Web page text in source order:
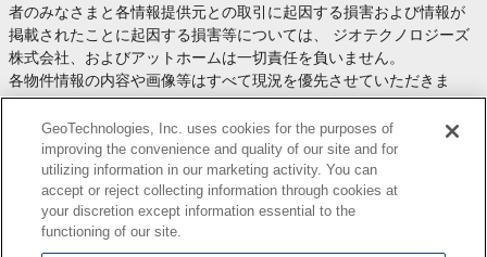
者のみなさまと各情報提供元との取引に起因する損害および情報が
掲載されたことに起因する損害等については、 ジオテクノロジーズ
株式会社、およびアットホームは一切責任を負いません。
各物件情報の内容や画像等はすべて現況を優先させていただきま
す。
お取引等（お取引の準備、資金調達等を含みます）の際には、内容
や契約条件等について、 各情報提供元より十分な説明を受け、ご自
身でご確認の上、判断してください。
このコーナーへの物件情報のご掲載、その他不動産業務ソリューシ
ョン等についての不動産会社様のお問合せはこちら
します。
GeoTechnologies, Inc. uses cookies for the purposes of
improving the convenience and quality of our site and for
utilizing information in our marketing activity. You can
accept or reject collecting information through cookies at
your discretion except information essential to the
functioning of our site.